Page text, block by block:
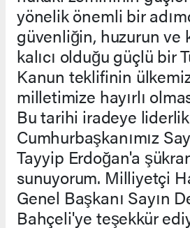
yönelik önemli bir
güvenliğin, huzurun ve
kalıcı olduğu güçlü bir
Kanun teklifinin
milletimize hayırlı
Bu tarihi iradeye
Cumhurbaşkanımız
Tayyip Erdoğan'a
sunuyorum. Milliyetçi
Genel Başkanı Sayın
Bahçeli'ye teşekkür